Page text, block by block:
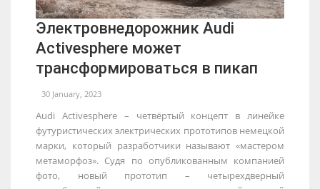
Электровнедорожник Audi
Activesphere может
трансформироваться в пикап
30 January, 2023
Audi Activesphere – четвёртый концепт в линейке
футуристических электрических прототипов немецкой
марки, который разработчики называют «мастером
метаморфоз». Судя по опубликованным компанией
фото, новый прототип – четырехдверный